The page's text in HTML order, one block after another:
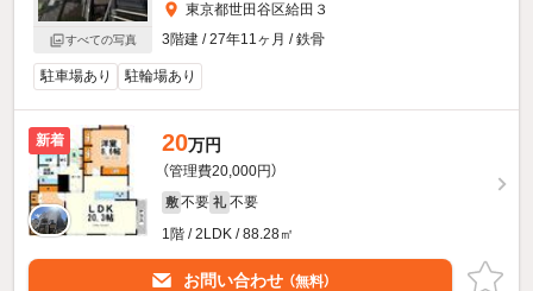
すべての写真
東京都世田谷区給田３
3階建 / 27年11ヶ月 / 鉄骨
駐車場あり 駐輪場あり
新着 20万円
（管理費20,000円）
敷 不要 礼 不要
1階 / 2LDK / 88.28㎡
お問い合わせ （無料）